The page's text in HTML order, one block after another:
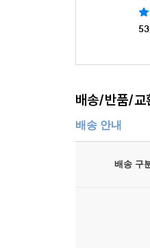
:
배송/반품/교
배송 안내
배송 구